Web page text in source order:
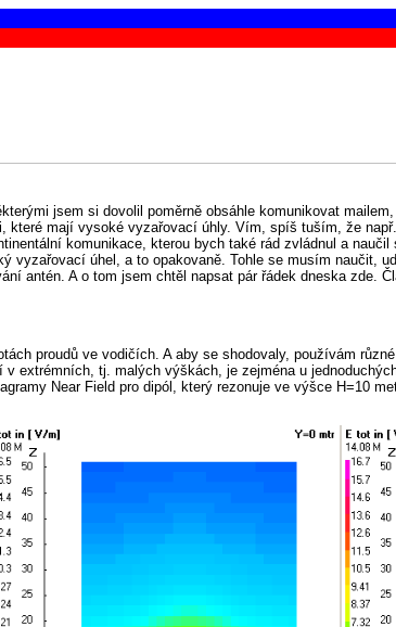
jsem si dovolil poměrně obsáhle komunikovat
mají vysoké vyzařovací úhly. Vím, spíš tuším, že
komunikace, kterou bych také rád zvládnul a
vyzařovací úhel, a to opakovaně. Tohle se musím naučit,
antén. A o tom jsem chtěl napsat pár řádek dneska zde.
proudů ve vodičích. A aby se shodovaly, používám
extrémních, tj. malých výškách, je zejména u
Near Field pro dipól, který rezonuje ve výšce H=10